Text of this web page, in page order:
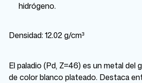
hidrógeno.
Densidad: 12.02 g/cm³
El paladio (Pd, Z=46) es un metal del
de color blanco plateado. Destaca